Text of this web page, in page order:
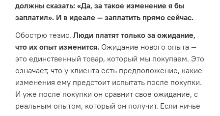
должны сказать: «Да, за такое изменение я бы
заплатил». И в идеале — заплатить прямо сейчас.
Обострю тезис.Люди платят только за ожидание,
что их опыт изменится. Ожидание нового опыта —
это единственный товар, который мы покупаем. Это
означает, что у клиента есть предположение, какие
изменения ему предстоит испытать после покупки.
И уже после покупки он сравнит свое ожидание, с
реальным опытом, который он получит. Если ничье